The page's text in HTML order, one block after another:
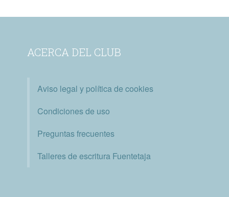
ACERCA DEL CLUB
Aviso legal y política de cookies
Condiciones de uso
Preguntas frecuentes
Talleres de escritura Fuentetaja